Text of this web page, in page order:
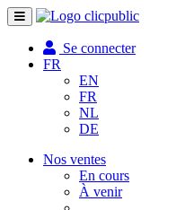
Toggle
navigation
Se connecter
FR
EN
FR
NL
DE
Nos ventes
En cours
À venir